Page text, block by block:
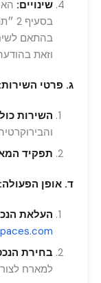
שינויים:
בהתאם
וזאת
ג. פרטי השירות:
השירות
תפקיד
ד. אופן הפעולה:
העלאת
בחירת
למארח